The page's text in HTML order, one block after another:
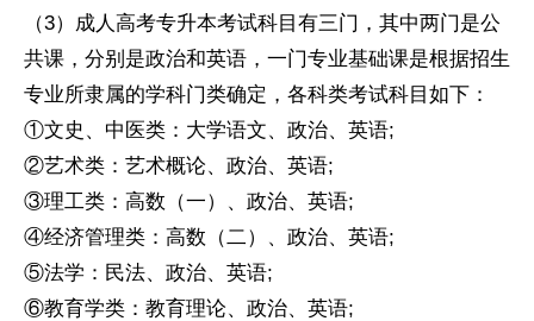
（3）成人高考专升本考试科目有三门，其中两门是公
共课，分别是政治和英语，一门专业基础课是根据招生
专业所隶属的学科门类确定，各科类考试科目如下：
①文史、中医类：大学语文、政治、英语;
②艺术类：艺术概论、政治、英语;
③理工类：高数（一）、政治、英语;
④经济管理类：高数（二）、政治、英语;
⑤法学：民法、政治、英语;
⑥教育学类：教育理论、政治、英语;